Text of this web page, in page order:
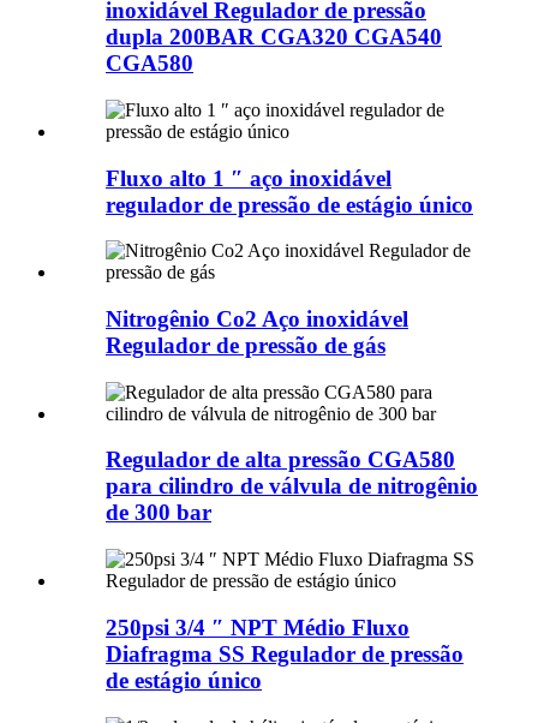
inoxidável Regulador de pressão
dupla 200BAR CGA320 CGA540
CGA580
Fluxo alto 1 ″ aço inoxidável
regulador de pressão de estágio único
Nitrogênio Co2 Aço inoxidável
Regulador de pressão de gás
Regulador de alta pressão CGA580
para cilindro de válvula de nitrogênio
de 300 bar
250psi 3/4 ″ NPT Médio Fluxo
Diafragma SS Regulador de pressão
de estágio único